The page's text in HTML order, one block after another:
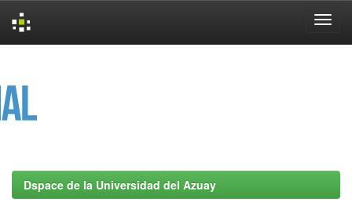
Dspace de la Universidad del Azuay